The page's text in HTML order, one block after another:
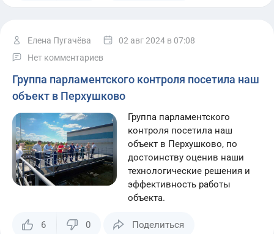
Елена Пугачёва 02 авг 2024 в 07:08
Нет комментариев
Группа парламентского контроля посетила наш
объект в Перхушково
Группа парламентского
контроля посетила наш
объект в Перхушково, по
достоинству оценив наши
технологические решения и
эффективность работы
объекта.
6 0 Поделиться